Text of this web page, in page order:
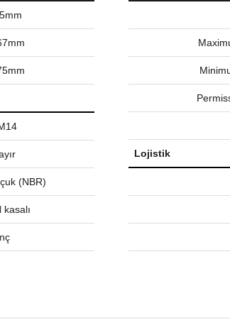
(NBR)
kasalı
Lojistik